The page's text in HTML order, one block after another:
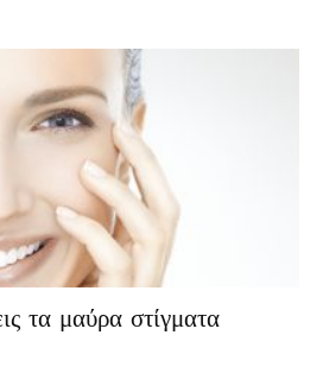
τα μαύρα στίγματα